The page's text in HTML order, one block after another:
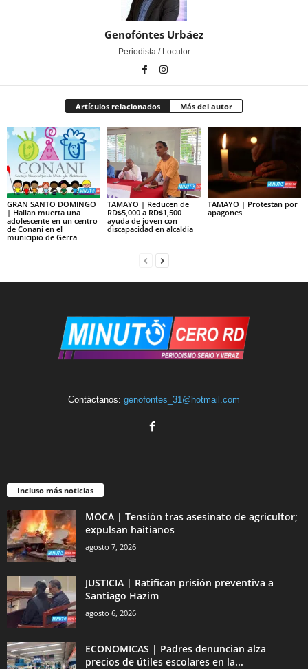
Genofóntes Urbáez
Periodista / Locutor
Artículos relacionados Más del autor
GRAN SANTO DOMINGO
| Hallan muerta una
adolescente en un centro
de Conani en el
municipio de Gerra
TAMAYO | Reducen de
RD$5,000 a RD$1,500
ayuda de joven con
discapacidad en alcaldía
TAMAYO | Protestan por
apagones
Contáctanos: genofontes_31@hotmail.com
Incluso más noticias
MOCA | Tensión tras asesinato de agricultor;
expulsan haitianos
agosto 7, 2026
JUSTICIA | Ratifican prisión preventiva a
Santiago Hazim
agosto 6, 2026
ECONOMICAS | Padres denuncian alza
precios de útiles escolares en la...